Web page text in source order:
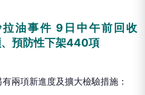
油事件 9日中午前回收
預防性下架440項
兩項新進度及擴大檢驗措施：